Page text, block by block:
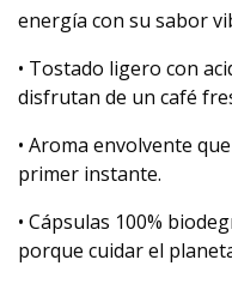
energía con su sabor
• Tostado ligero con
disfrutan de un café
• Aroma envolvente
primer instante.
• Cápsulas 100%
porque cuidar el